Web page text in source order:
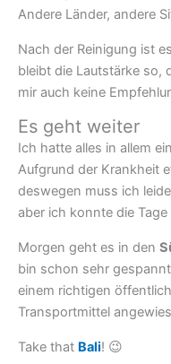
Andere Länder, andere
Nach der Reinigung ist
bleibt die Lautstärke so,
mir auch keine
Es geht weiter
Ich hatte alles in allem
Aufgrund der Krankheit
deswegen muss ich
aber ich konnte die
Morgen geht es in den
bin schon sehr
einem richtigen
Transportmittel
Take that Bali! 😉